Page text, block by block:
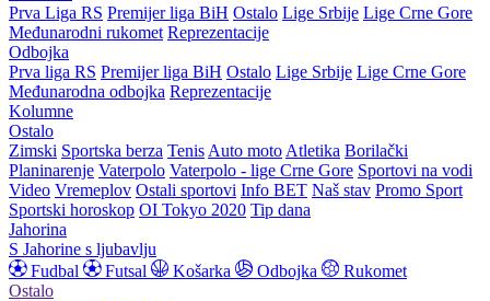
Prva Liga RS Premijer liga BiH Ostalo Lige Srbije Lige Crne Gore
Međunarodni rukomet Reprezentacije
Odbojka
Prva liga RS Premijer liga BiH Ostalo Lige Srbije Lige Crne Gore
Međunarodna odbojka Reprezentacije
Kolumne
Ostalo
Zimski Sportska berza Tenis Auto moto Atletika Borilački
Planinarenje Vaterpolo Vaterpolo - lige Crne Gore Sportovi na vodi
Video Vremeplov Ostali sportovi Info BET Naš stav Promo Sport
Sportski horoskop OI Tokyo 2020 Tip dana
Jahorina
S Jahorine s ljubavlju
Fudbal
Futsal Košarka Odbojka
Rukomet
Ostalo